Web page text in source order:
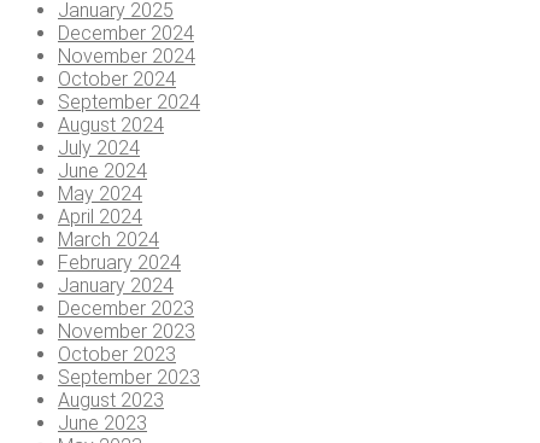
January 2025
December 2024
November 2024
October 2024
September 2024
August 2024
July 2024
June 2024
May 2024
April 2024
March 2024
February 2024
January 2024
December 2023
November 2023
October 2023
September 2023
August 2023
June 2023